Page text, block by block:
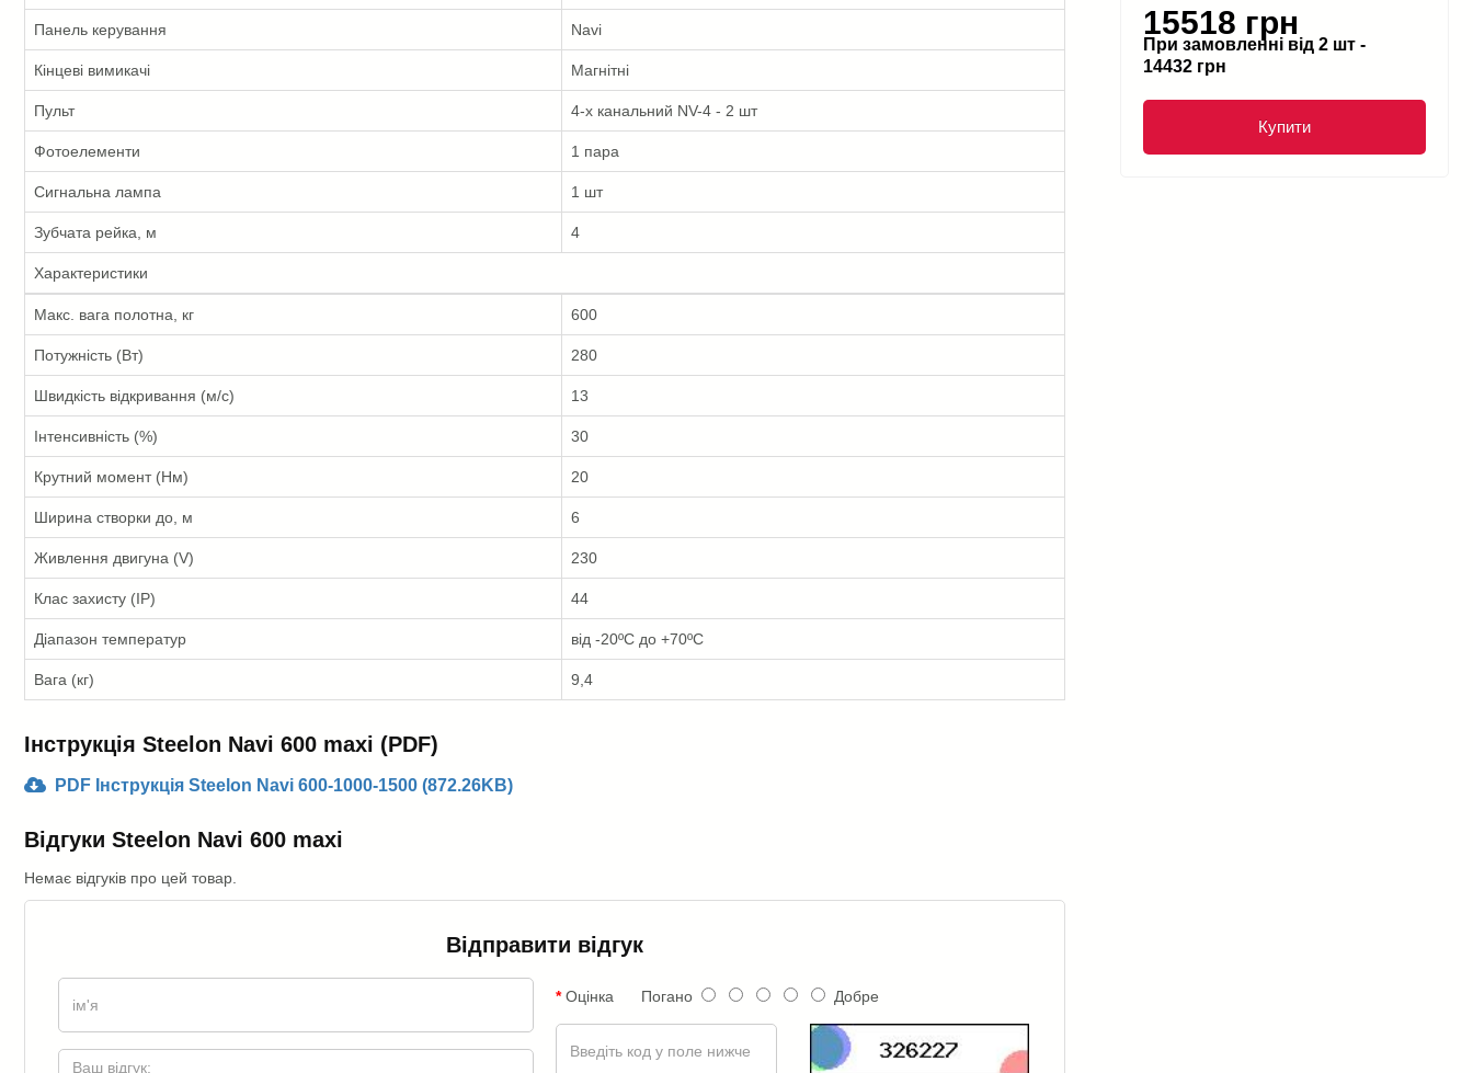
15518 грн
При замовленні від 2 шт -
14432 грн
Купити
Панель керування Navi
Кінцеві вимикачі Магнітні
Пульт 4-х канальний NV-4 - 2 шт
Фотоелементи 1 пара
Сигнальна лампа 1 шт
Зубчата рейка, м 4
Характеристики
Макс. вага полотна, кг 600
Потужність (Вт) 280
Швидкість відкривання (м/с) 13
Інтенсивність (%) 30
Крутний момент (Нм) 20
Ширина створки до, м 6
Живлення двигуна (V) 230
Клас захисту (IP) 44
Діапазон температур від -20ºС до +70ºС
Вага (кг) 9,4
Інструкція Steelon Navi 600 maxi (PDF)
PDF Інструкція Steelon Navi 600-1000-1500 (872.26KB)
Відгуки Steelon Navi 600 maxi
Немає відгуків про цей товар.
Відправити відгук
Оцінка Погано Добре